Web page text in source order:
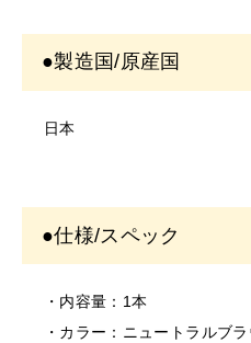
＜ご使用について＞
・お肌に異常があるときは
を中止し、専門医にご相談さ
す。
そのまま使用を続けますと
す。
●製造国/原産国
日本
●仕様/スペック
・内容量：1本
・カラー：ニュートラルブ